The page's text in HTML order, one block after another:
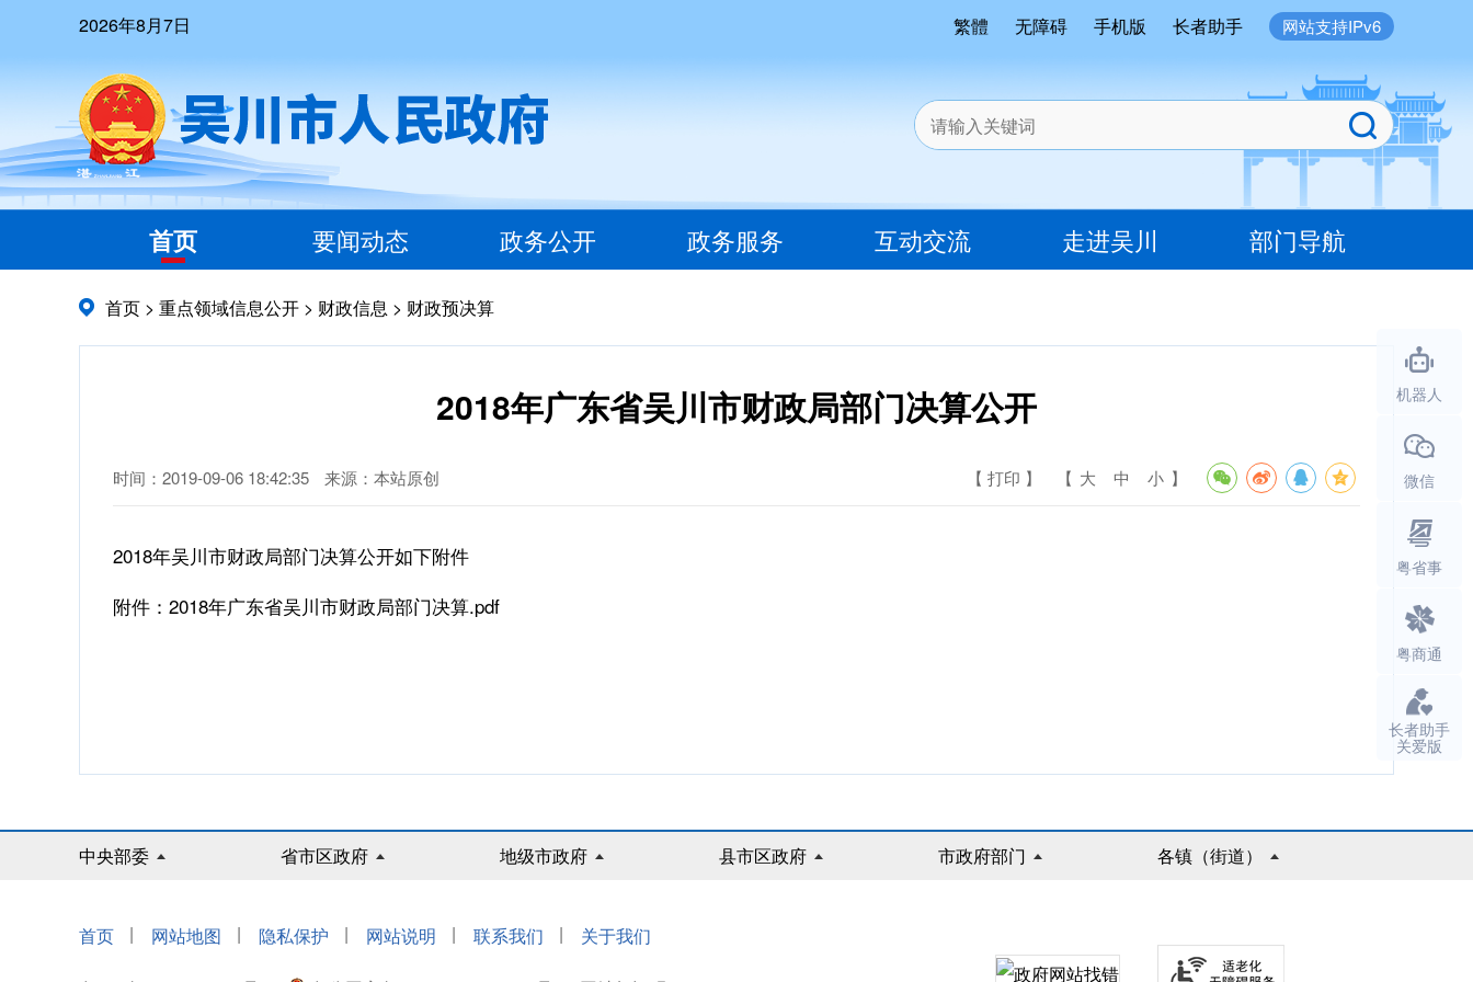
2026年8月7日 繁體 无障碍 手机版 长者助手 网站支持IPv6
首页 要闻动态 政务公开 政务服务 互动交流 走进吴川 部门导航
首页 > 重点领域信息公开 > 财政信息 > 财政预决算
2018年广东省吴川市财政局部门决算公开
时间：2019-09-06 18:42:35 来源：本站原创 【 打印 】 【 大 中 小 】
2018年吴川市财政局部门决算公开如下附件
附件： 2018年广东省吴川市财政局部门决算.pdf
机器人
微信
粤省事
粤商通
长者助手
关爱版
中央部委 省市区政府 地级市政府 县市区政府 市政府部门 各镇（街道）
首页 | 网站地图 | 隐私保护 | 网站说明 | 联系我们 | 关于我们